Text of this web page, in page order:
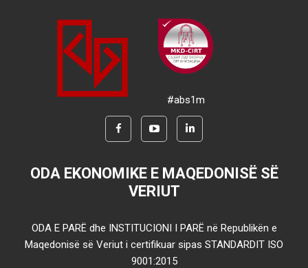
#abs1m
ODA EKONOMIKE E MAQEDONISË SË
VERIUT
ODA E PARË dhe INSTITUCIONI I PARË në Republikën e
Maqedonisë së Veriut i certifikuar sipas STANDARDIT ISO
9001:2015